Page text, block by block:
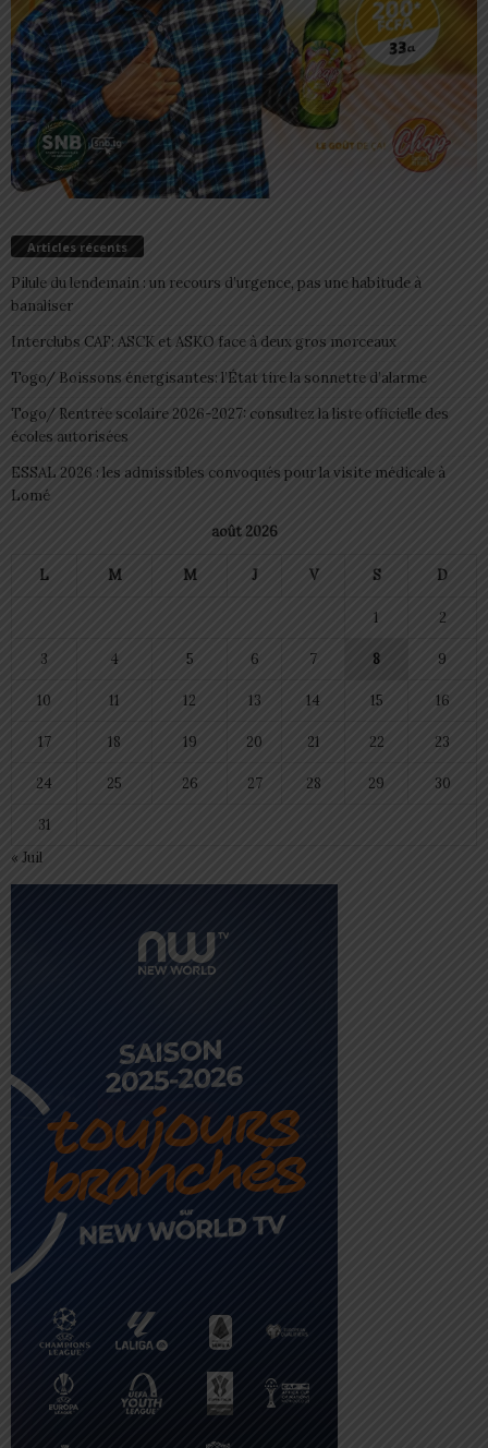
Articles récents
Pilule du lendemain : un recours d’urgence, pas une habitude à
banaliser
Interclubs CAF: ASCK et ASKO face à deux gros morceaux
Togo/ Boissons énergisantes: l’État tire la sonnette d’alarme
Togo/ Rentrée scolaire 2026-2027: consultez la liste officielle des
écoles autorisées
ESSAL 2026 : les admissibles convoqués pour la visite médicale à
Lomé
août 2026
L M M J V S D
1 2
3 4 5 6 7 8 9
10 11 12 13 14 15 16
17 18 19 20 21 22 23
24 25 26 27 28 29 30
31
« Juil